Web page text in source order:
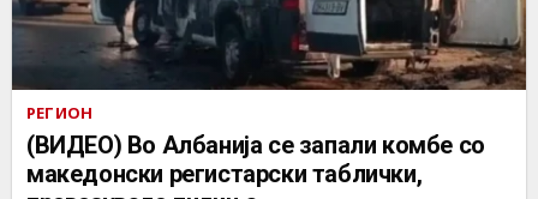
РЕГИОН
(ВИДЕО) Во Албанија се запали комбе со
македонски регистарски таблички,